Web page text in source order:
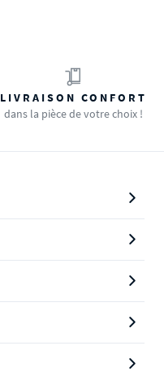
LIVRAISON CONFORT
dans la pièce de votre choix !